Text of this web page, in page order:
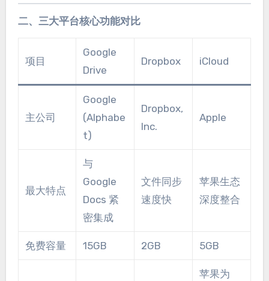
二、三大平台核心功能对比
项目
Google
Drive
Dropbox iCloud
主公司
Google
(Alphabe
t)
Dropbox,
Inc.
Apple
最大特点
与
Google
Docs 紧
密集成
文件同步
速度快
苹果生态
深度整合
免费容量 15GB 2GB 5GB
苹果为